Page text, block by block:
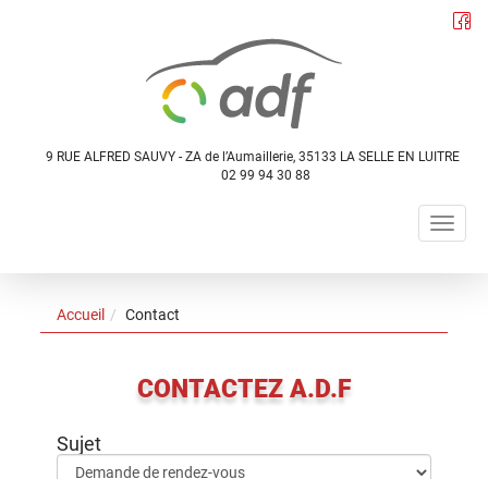
9 RUE ALFRED SAUVY - ZA de l’Aumaillerie, 35133 LA SELLE EN LUITRE
02 99 94 30 88
Accueil Contact
CONTACTEZ A.D.F
Sujet